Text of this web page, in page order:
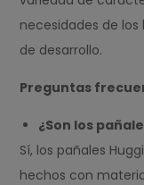
necesidades de
de desarrollo.
Preguntas
¿Son los
Sí, los pañales
hechos con